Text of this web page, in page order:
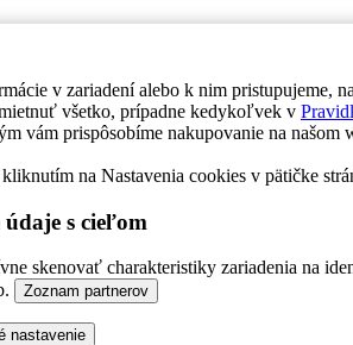
v zariadení alebo k nim
všetko, prípadne kedykoľvek v
vám prispôsobíme nakupovanie na našom
na Nastavenia cookies v pätičke
s cieľom
skenovať charakteristiky zariadenia na
Zoznam partnerov
nastavenie